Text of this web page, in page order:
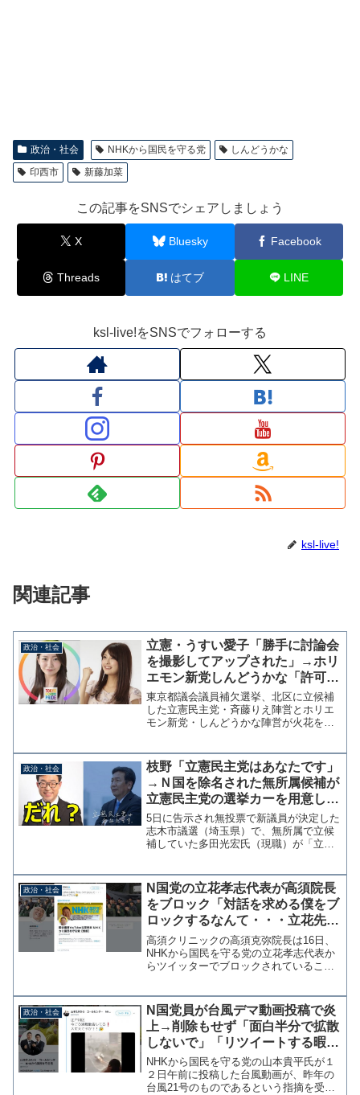
政治・社会 NHKから国民を守る党
しんどうかな
印西市
新藤加菜
この記事をSNSでシェアしましょう
X Bluesky Facebook
Threads はてブ LINE
ksl-live!をSNSでフォローする
ksl-live!
関連記事
政治・社会
立憲・うすい愛子「勝手に討論会
を撮影してアップされた」→ホリ
エモン新党しんどうかな「許可と
って配信しているのにデマの拡散
はやめて」
東京都議会議員補欠選挙、北区に立候補
した立憲民主党・斉藤りえ陣営とホリエ
モン新党・しんどうかな陣営が火花を散
すい愛子区議（北区）が、討論会の様子
をアルファベットの党の...
政治・社会
枝野「立憲民主党はあなたです」
→Ｎ国を除名された無所属候補が
立憲民主党の選挙カーを用意して
走り出す事態に
5日に告示され無投票で新議員が決定した
志木市議選（埼玉県）で、無所属で立候
補していた多田光宏氏（現職）が「立憲
玉県連はホームページで、同市議選に候
補者は擁立していない旨...
政治・社会
N国党の立花孝志代表が高須院長
をブロック「対話を求める僕をブ
ロックするなんて・・・立花先生
タブスタ」
高須クリニックの高須克弥院長は16日、
NHKから国民を守る党の立花孝志代表か
らツイッターでブロックされていること
レントのマツコ・デラックスがテレビ番
組でN国党を批判をし...
政治・社会
N国党員が台風デマ動画投稿で炎
上→削除もせず「面白半分で拡散
しないで」「リツイートする暇が
あったら」と信じた人を責める
NHKから国民を守る党の山本貴平氏が１
２日午前に投稿した台風動画が、昨年の
台風21号のものであるという指摘を受け